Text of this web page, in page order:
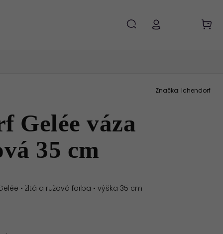
Gelée váza
35 cm
•žltá a ružová farba •výška 35 cm
Značka: Ichendorf